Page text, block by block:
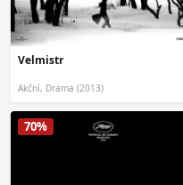
Velmistr
Akční, Drama (2013)
70%